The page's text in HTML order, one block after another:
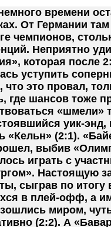
времени
От Германии
чемпионов,
Неприятно
которая после
уступить
что это провал,
где шансов тоже
«шмели»
уик-
«Кельн» (2:1).
выбив
играть с
Настоящую
сыграв по
в плей-офф, а
миром,
(2:2). А